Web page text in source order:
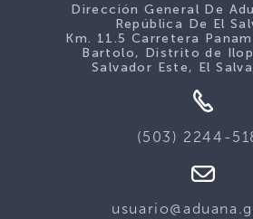
Dirección General De
República De El
Km. 11.5 Carretera
Bartolo, Distrito de
Salvador Este, El
(503) 2244-